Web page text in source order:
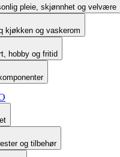
pleie, skjønnhet og velvære
kjøkken og vaskerom
hobby og fritid
og tilbehør